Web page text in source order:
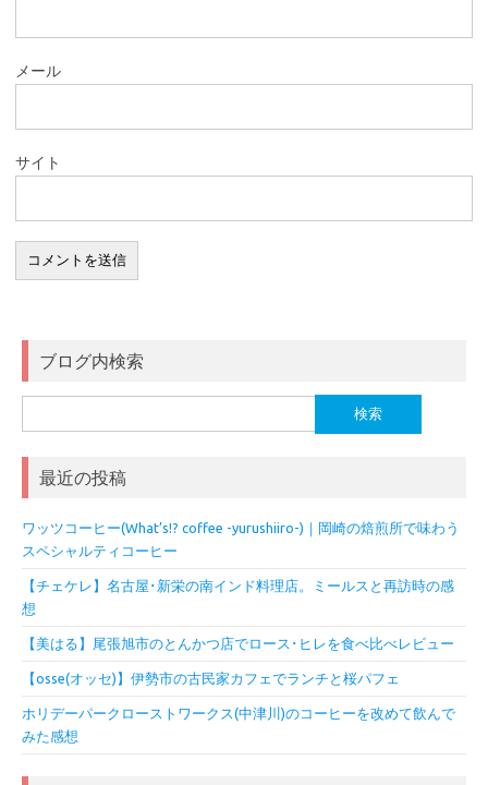
メール
サイト
ブログ内検索
索:
最近の投稿
ワッツコーヒー(What’s!? coffee -yurushiiro-)｜岡崎の焙煎所で味わう
スペシャルティコーヒー
【チェケレ】名古屋･新栄の南インド料理店。ミールスと再訪時の感
想
【美はる】尾張旭市のとんかつ店でロース･ヒレを食べ比べレビュー
【osse(オッセ)】伊勢市の古民家カフェでランチと桜パフェ
ホリデーパークローストワークス(中津川)のコーヒーを改めて飲んで
みた感想